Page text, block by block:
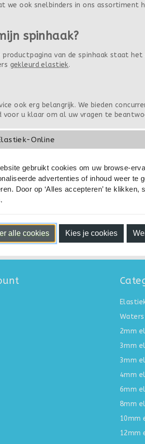
ook snelbinders in ons assortiment
spinhaak?
productpagina van de spinhaak staat
gekleurd elastiek.
ook erg belangrijk. We bieden
u klaar om al uw vragen te
verzonden
voor zowel doe-het-zelvers als
elastiek touw en verwante
Niet goed, Geld
2mm
3mm
3mm
4mm
6mm
8mm
10mm
12mm
Online
gebruikt cookies om uw browse-
advertenties of inhoud weer te
Door op ‘Alles accepteren’ te
alle cookies Kies je cookies